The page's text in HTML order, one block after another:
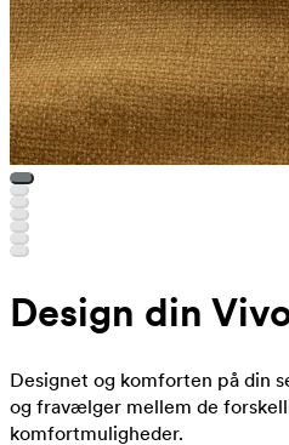
Design din
Designet og komforten på din
og fravælger mellem de
komfortmuligheder.